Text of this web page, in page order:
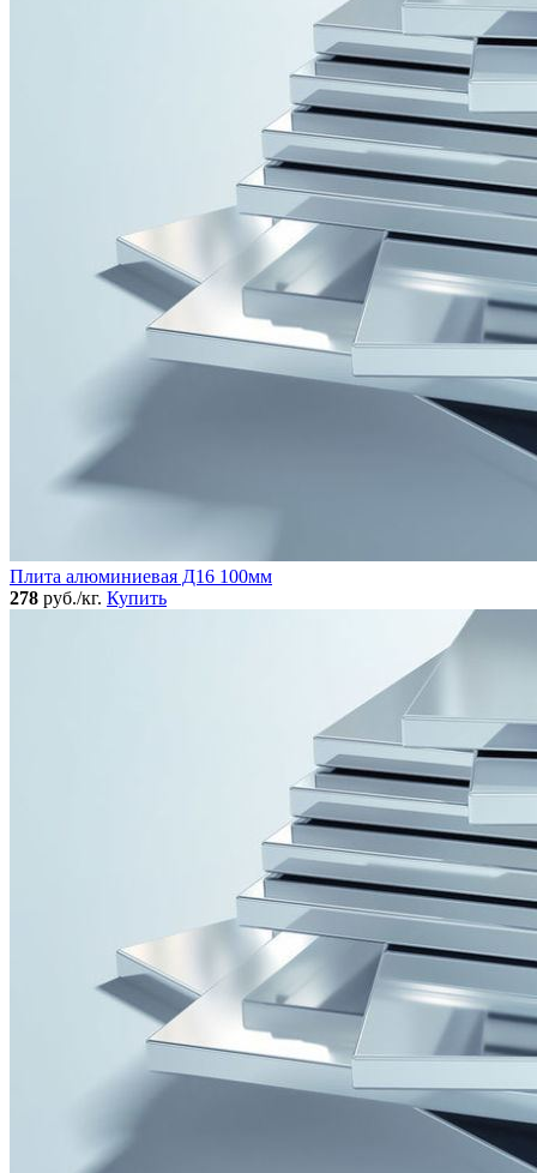
Плита алюминиевая Д16 100мм
278 руб./кг. Купить